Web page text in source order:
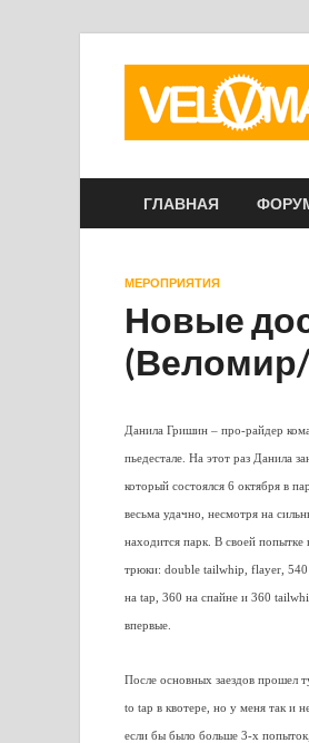
ГЛАВНАЯ
МЕРОПРИЯТИЯ
Новые
Данила Гришин – про-райдер
пьедестале. На этот раз Данила
который состоялся 6 октября в
весьма удачно, несмотря на
находится парк. В своей
трюки: double tailwhip, flayer, 540
на tap, 360 на спайне и 360
впервые.
После основных заездов прошел
to tap в квотере, но у меня так и
если бы было больше 3-х